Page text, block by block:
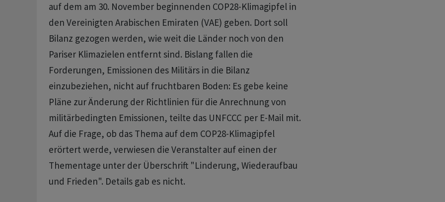
auf dem am 30. November beginnenden COP28-Klimagipfel in
den Vereinigten Arabischen Emiraten (VAE) geben. Dort soll
Bilanz gezogen werden, wie weit die Länder noch von den
Pariser Klimazielen entfernt sind. Bislang fallen die
Forderungen, Emissionen des Militärs in die Bilanz
einzubeziehen, nicht auf fruchtbaren Boden: Es gebe keine
Pläne zur Änderung der Richtlinien für die Anrechnung von
militärbedingten Emissionen, teilte das UNFCCC per E-Mail mit.
Auf die Frage, ob das Thema auf dem COP28-Klimagipfel
erörtert werde, verwiesen die Veranstalter auf einen der
Thementage unter der Überschrift "Linderung, Wiederaufbau
und Frieden". Details gab es nicht.